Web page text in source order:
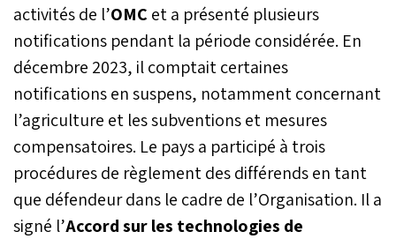
activités de l’OMC et a présenté plusieurs
notifications pendant la période considérée. En
décembre 2023, il comptait certaines
notifications en suspens, notamment concernant
l’agriculture et les subventions et mesures
compensatoires. Le pays a participé à trois
procédures de règlement des différends en tant
que défendeur dans le cadre de l’Organisation. Il a
signé l’Accord sur les technologies de